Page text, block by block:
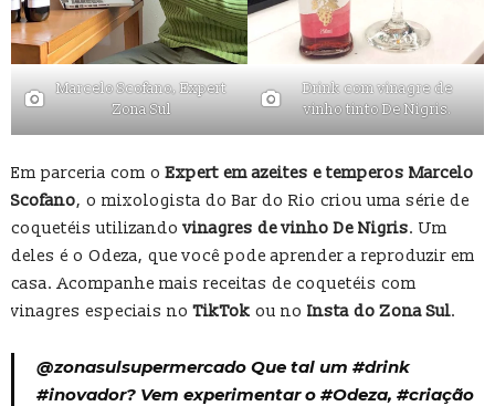
Marcelo Scofano, Expert
Zona Sul
Drink com vinagre de
vinho tinto De Nigris.
Em parceria com oExpert em azeites e temperos Marcelo
Scofano, o mixologista do Bar do Rio criou uma série de
coquetéis utilizandovinagres de vinho De Nigris. Um
deles é o Odeza, que você pode aprender a reproduzir em
casa. Acompanhe mais receitas de coquetéis com
vinagres especiais noTikTok ou no Insta do Zona Sul.
@zonasulsupermercado Que tal um #drink
#inovador? Vem experimentar o #Odeza, #criação